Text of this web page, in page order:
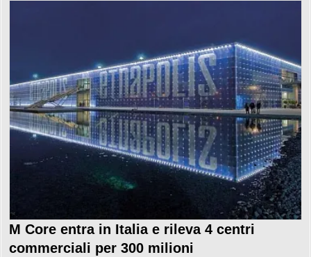
M Core entra in Italia e rileva 4 centri
commerciali per 300 milioni